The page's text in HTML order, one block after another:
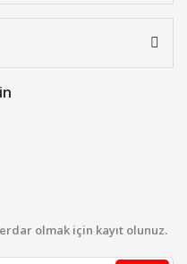
olmak için kayıt olunuz.